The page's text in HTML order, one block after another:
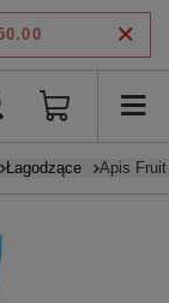
Łagodzące Apis